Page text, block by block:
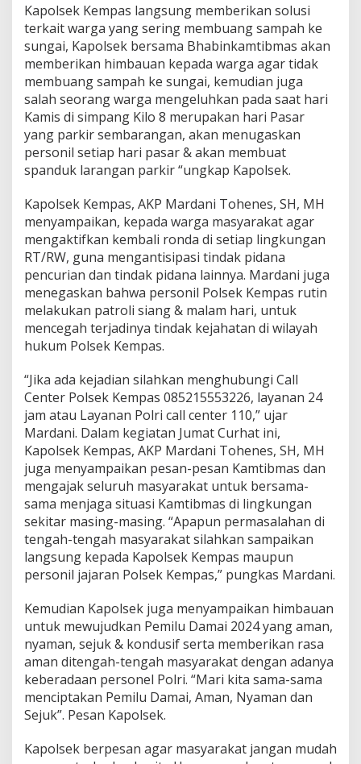
Kapolsek Kempas langsung memberikan solusi
terkait warga yang sering membuang sampah ke
sungai, Kapolsek bersama Bhabinkamtibmas akan
memberikan himbauan kepada warga agar tidak
membuang sampah ke sungai, kemudian juga
salah seorang warga mengeluhkan pada saat hari
Kamis di simpang Kilo 8 merupakan hari Pasar
yang parkir sembarangan, akan menugaskan
personil setiap hari pasar & akan membuat
spanduk larangan parkir “ungkap Kapolsek.
Kapolsek Kempas, AKP Mardani Tohenes, SH, MH
menyampaikan, kepada warga masyarakat agar
mengaktifkan kembali ronda di setiap lingkungan
RT/RW, guna mengantisipasi tindak pidana
pencurian dan tindak pidana lainnya. Mardani juga
menegaskan bahwa personil Polsek Kempas rutin
melakukan patroli siang & malam hari, untuk
mencegah terjadinya tindak kejahatan di wilayah
hukum Polsek Kempas.
“Jika ada kejadian silahkan menghubungi Call
Center Polsek Kempas 085215553226, layanan 24
jam atau Layanan Polri call center 110,” ujar
Mardani. Dalam kegiatan Jumat Curhat ini,
Kapolsek Kempas, AKP Mardani Tohenes, SH, MH
juga menyampaikan pesan-pesan Kamtibmas dan
mengajak seluruh masyarakat untuk bersama-
sama menjaga situasi Kamtibmas di lingkungan
sekitar masing-masing. “Apapun permasalahan di
tengah-tengah masyarakat silahkan sampaikan
langsung kepada Kapolsek Kempas maupun
personil jajaran Polsek Kempas,” pungkas Mardani.
Kemudian Kapolsek juga menyampaikan himbauan
untuk mewujudkan Pemilu Damai 2024 yang aman,
nyaman, sejuk & kondusif serta memberikan rasa
aman ditengah-tengah masyarakat dengan adanya
keberadaan personel Polri. “Mari kita sama-sama
menciptakan Pemilu Damai, Aman, Nyaman dan
Sejuk”. Pesan Kapolsek.
Kapolsek berpesan agar masyarakat jangan mudah